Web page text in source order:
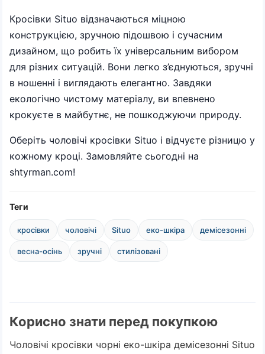
Кросівки Situo відзначаються міцною
конструкцією, зручною підошвою і сучасним
дизайном, що робить їх універсальним вибором
для різних ситуацій. Вони легко з’єднуються, зручні
в ношенні і виглядають елегантно. Завдяки
екологічно чистому матеріалу, ви впевнено
крокуєте в майбутнє, не пошкоджуючи природу.
Оберіть чоловічі кросівки Situo і відчуєте різницю у
кожному кроці. Замовляйте сьогодні на
shtyrman.com!
Теги
кросівки чоловічі Situo еко-шкіра демісезонні
весна-осінь зручні стилізовані
Корисно знати перед покупкою
Чоловічі кросівки чорні еко-шкіра демісезонні Situo